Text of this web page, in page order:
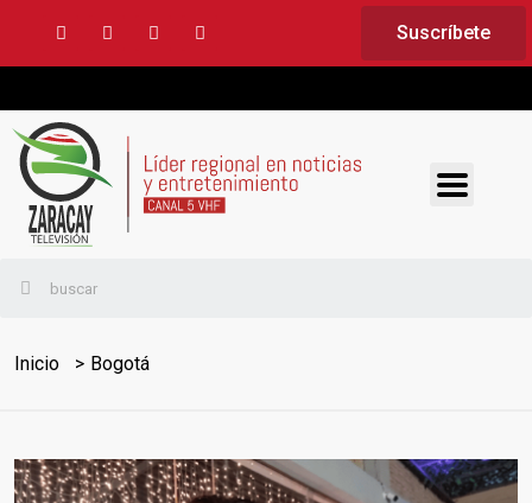
Suscríbete
Inicio Bogotá